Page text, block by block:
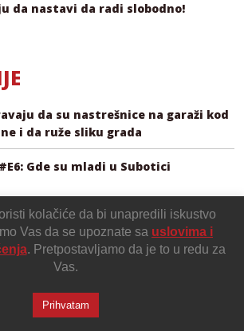
da nastavi da radi slobodno!
da su nastrešnice na garaži kod
i da ruže sliku grada
#E6: Gde su mladi u Subotici
kolačiće da bi unapredili iskustvo
Vas da se upoznate sa uslovima i
. Pretpostavljamo da je to u redu za
Vas.
Prihvatam